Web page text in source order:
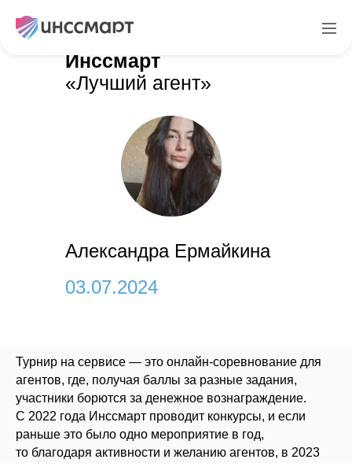
Обзор турниров
Инссмарт
«Лучший агент»
Александра Ермайкина
03.07.2024
Турнир на сервисе — это онлайн-соревнование для
агентов, где, получая баллы за разные задания,
участники борются за денежное вознаграждение.
С 2022 года Инссмарт проводит конкурсы, и если
раньше это было одно мероприятие в год,
то благодаря активности и желанию агентов, в 2023